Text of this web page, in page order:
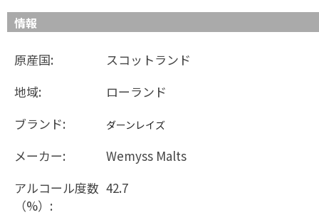
情報
原産国:
スコットランド
地域:
ローランド
ブランド:
ダーンレイズ
メーカー:
Wemyss Malts
アルコール度数
（%）:
42.7